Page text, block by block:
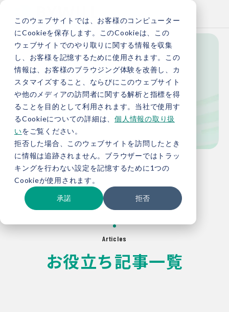
このウェブサイトでは、お客様のコンピューター
にCookieを保存します。このCookieは、この
ウェブサイトでのやり取りに関する情報を収集
し、お客様を記憶するために使用されます。この
情報は、お客様のブラウジング体験を改善し、カ
スタマイズすること、ならびにこのウェブサイト
や他のメディアの訪問者に関する解析と指標を得
ることを目的として利用されます。当社で使用す
るCookieについての詳細は、 個人情報の取り扱
いをご覧ください。
拒否した場合、このウェブサイトを訪問したとき
に情報は追跡されません。ブラウザーではトラッ
キングを行わない設定を記憶するために1つの
Cookieが使用されます。
承諾 拒否
Knowledge
お役立ち情報
TOP お役立ち情報
Articles
お役立ち記事一覧